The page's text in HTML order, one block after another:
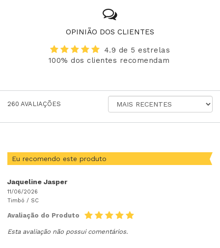
OPINIÃO DOS CLIENTES
4.9 de 5 estrelas
100% dos clientes recomendam
260 AVALIAÇÕES
AVALIAÇÕES
Eu recomendo este produto
Jaqueline Jasper
11/06/2026
Timbó / SC
Avaliação do Produto
Esta avaliação não possui comentários.